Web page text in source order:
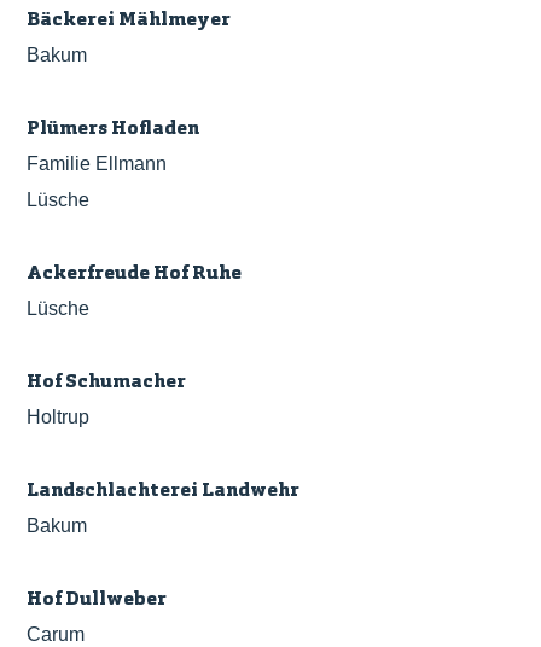
Bäckerei Mählmeyer
Bakum
Plümers Hofladen
Familie Ellmann
Lüsche
Ackerfreude Hof Ruhe
Lüsche
Hof Schumacher
Holtrup
Landschlachterei Landwehr
Bakum
Hof Dullweber
Carum